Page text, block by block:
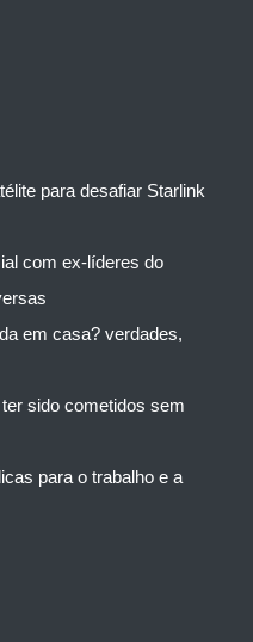
para desafiar Starlink
com ex-líderes do
em casa? verdades,
sido cometidos sem
para o trabalho e a